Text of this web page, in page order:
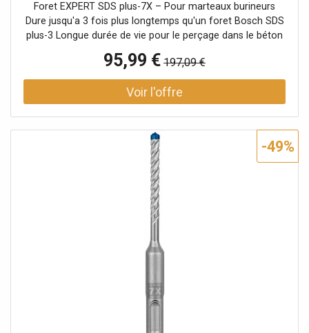
Foret EXPERT SDS plus-7X – Pour marteaux burineurs
Dure jusqu'a 3 fois plus longtemps qu'un foret Bosch SDS
plus-3 Longue durée de vie pour le perçage dans le béton
technologie Bosch Carbide Technology Perçage du béton
armé avec une tete entierement en carbure a 4 taillants
Convient a tous les marteaux burineurs SDS plus Longue
durée de vie pour le perçage dans le béton armé 1Tete de
Bosch Carbide Technology 2Perçage du béton armé avec
une tete entierement en carbure a 4 taillants
3Assemblage ultra-résistant de la tete au corps du foret
grâce au procédé spécial de soudage Bosch EXPERT SDS
plus-7X pour une longue durée de vie pour le perçage
dans le béton armé Le perçage de trous dans le béton
armé est un travail difficile, qui peut causer beaucoup de
dégâts aux forets lors du perçage. Les forets a deux
taillants peuvent rester coincés dans les fers d'armature
du foret EXPERT SDS plus-7X est d'une conception
avancée a 4 taillants, réalisée en une seule piece, dans un
95,99 € 197,09 €
-49%